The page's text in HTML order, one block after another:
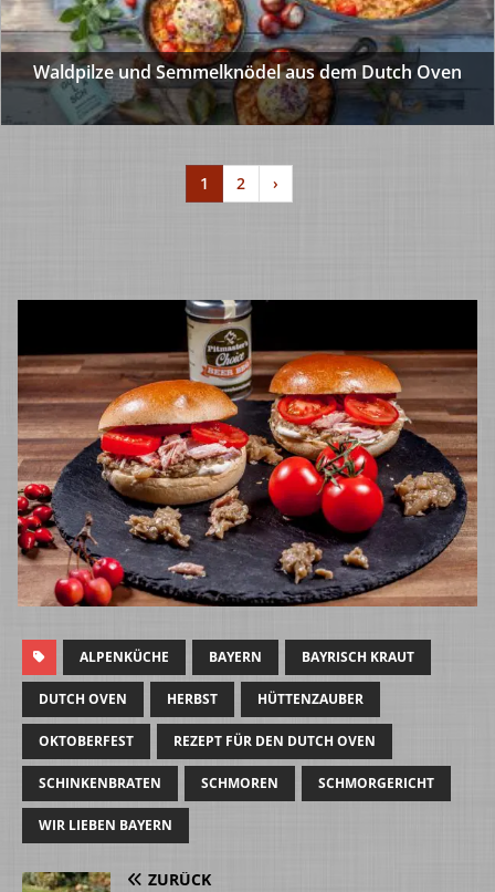
Waldpilze und Semmelknödel aus dem Dutch Oven
1 2 ›
ALPENKÜCHE BAYERN BAYRISCH KRAUT
DUTCH OVEN HERBST HÜTTENZAUBER
OKTOBERFEST REZEPT FÜR DEN DUTCH OVEN
SCHINKENBRATEN SCHMOREN SCHMORGERICHT
WIR LIEBEN BAYERN
ZURÜCK